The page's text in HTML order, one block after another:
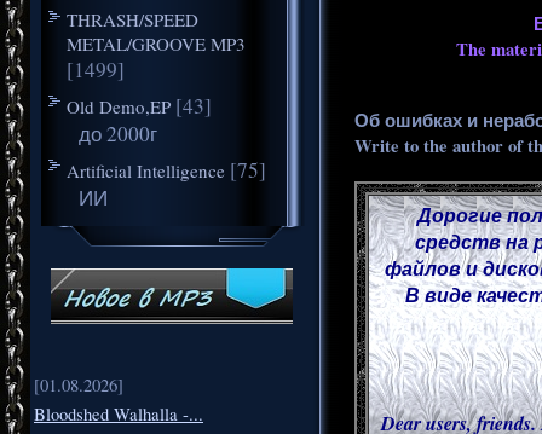
THRASH/SPEED
METAL/GROOVE MP3
[1499]
Old Demo,EP [43]
до 2000г
Artificial Intelligence [75]
ИИ
[01.08.2026]
Bloodshed Walhalla -...
The
Об ошибках и
Write to the author of
Дорогие
средств на
файлов и
В виде
Dear users,